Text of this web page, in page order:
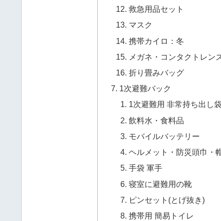
救急用品セット
マスク
携帯カイロ：冬
メガネ・コンタクトレン
折り畳みバッグ
1次避難バック
1次避難用 非常持ち出し袋
飲料水・食料品
モバイルバッテリー
ヘルメット・防災頭巾・
手袋 軍手
寝室に避難用の靴
ピンセット(とげ抜き)
携帯用 簡易トイレ